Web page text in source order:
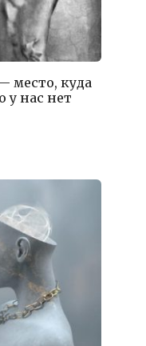
место, куда
у нас нет